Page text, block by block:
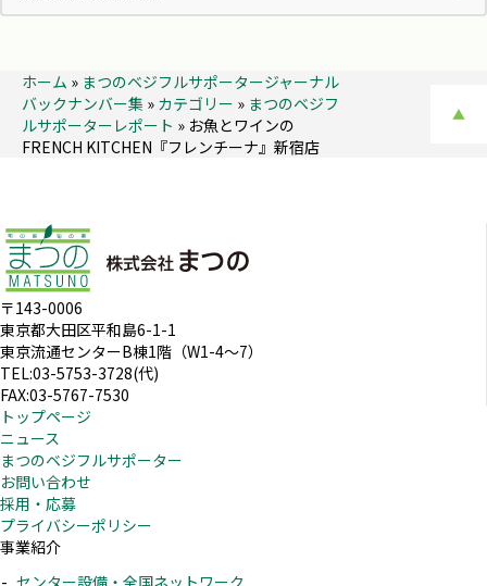
ホーム » まつのベジフルサポータージャーナル
バックナンバー集 » カテゴリー » まつのベジフ
ルサポーターレポート » お魚とワインの
FRENCH KITCHEN『フレンチーナ』新宿店
▲
〒143-0006
東京都大田区平和島6-1-1
東京流通センターB棟1階（W1-4～7）
TEL:03-5753-3728(代)
FAX:03-5767-7530
トップページ
ニュース
まつのベジフルサポーター
お問い合わせ
採用・応募
プライバシーポリシー
事業紹介